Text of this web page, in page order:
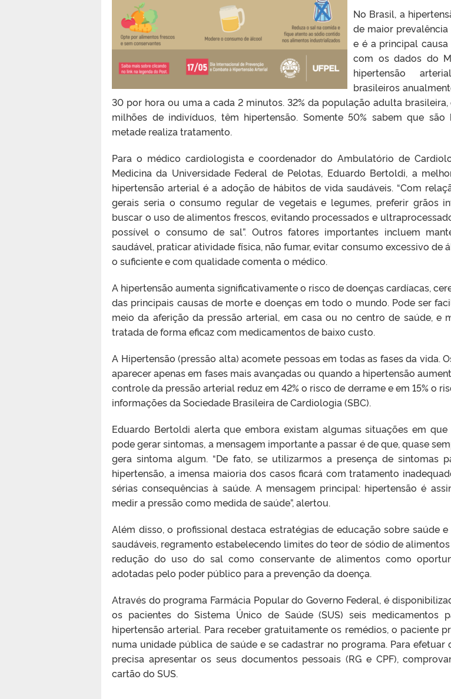
No Brasil, a
de maior
e é a principal
com os dados do
hipertensão
brasileiros
30 por hora ou uma a cada 2 minutos. 32% da população adulta
milhões de indivíduos, têm hipertensão. Somente 50% sabem que são
metade realiza tratamento.
Para o médico cardiologista e coordenador do Ambulatório de
Medicina da Universidade Federal de Pelotas, Eduardo Bertoldi, a
hipertensão arterial é a adoção de hábitos de vida saudáveis. “Com
gerais seria o consumo regular de vegetais e legumes, preferir grãos
buscar o uso de alimentos frescos, evitando processados e
possível o consumo de sal”. Outros fatores importantes incluem
saudável, praticar atividade física, não fumar, evitar consumo excessivo de
o suficiente e com qualidade comenta o médico.
A hipertensão aumenta significativamente o risco de doenças cardíacas,
das principais causas de morte e doenças em todo o mundo. Pode ser
meio da aferição da pressão arterial, em casa ou no centro de saúde, e
tratada de forma eficaz com medicamentos de baixo custo.
A Hipertensão (pressão alta) acomete pessoas em todas as fases da vida.
aparecer apenas em fases mais avançadas ou quando a hipertensão
controle da pressão arterial reduz em 42% o risco de derrame e em 15% o
informações da Sociedade Brasileira de Cardiologia (SBC).
Eduardo Bertoldi alerta que embora existam algumas situações em
pode gerar sintomas, a mensagem importante a passar é de que, quase
gera sintoma algum. “De fato, se utilizarmos a presença de sintomas
hipertensão, a imensa maioria dos casos ficará com tratamento
sérias consequências à saúde. A mensagem principal: hipertensão é
medir a pressão como medida de saúde”, alertou.
Além disso, o profissional destaca estratégias de educação sobre saúde
saudáveis, regramento estabelecendo limites do teor de sódio de
redução do uso do sal como conservante de alimentos como
adotadas pelo poder público para a prevenção da doença.
Através do programa Farmácia Popular do Governo Federal, é
os pacientes do Sistema Único de Saúde (SUS) seis medicamentos
hipertensão arterial. Para receber gratuitamente os remédios, o paciente
numa unidade pública de saúde e se cadastrar no programa. Para efetuar
precisa apresentar os seus documentos pessoais (RG e CPF),
cartão do SUS.